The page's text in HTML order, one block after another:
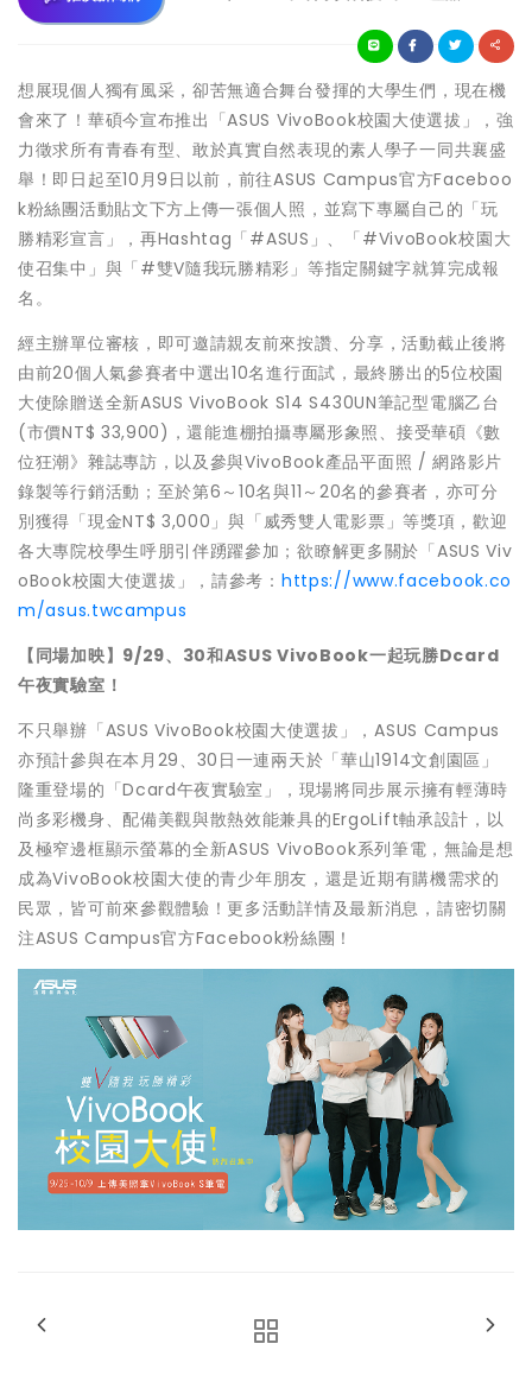
想展現個人獨有風采，卻苦無適合舞台發揮的大學生們，現在機
會來了！華碩今宣布推出「ASUS VivoBook校園大使選拔」，強
力徵求所有青春有型、敢於真實自然表現的素人學子一同共襄盛
舉！即日起至10月9日以前，前往ASUS Campus官方Faceboo
k粉絲團活動貼文下方上傳一張個人照，並寫下專屬自己的「玩
勝精彩宣言」，再Hashtag「#ASUS」、「#VivoBook校園大
使召集中」與「#雙V隨我玩勝精彩」等指定關鍵字就算完成報
名。
經主辦單位審核，即可邀請親友前來按讚、分享，活動截止後將
由前20個人氣參賽者中選出10名進行面試，最終勝出的5位校園
大使除贈送全新ASUS VivoBook S14 S430UN筆記型電腦乙台
(市價NT$ 33,900)，還能進棚拍攝專屬形象照、接受華碩《數
位狂潮》雜誌專訪，以及參與VivoBook產品平面照 / 網路影片
錄製等行銷活動；至於第6～10名與11～20名的參賽者，亦可分
別獲得「現金NT$ 3,000」與「威秀雙人電影票」等獎項，歡迎
各大專院校學生呼朋引伴踴躍參加；欲瞭解更多關於「ASUS Viv
oBook校園大使選拔」，請參考： https://www.facebook.co
m/asus.twcampus
【同場加映】9/29、30和ASUS VivoBook一起玩勝Dcard
午夜實驗室！
不只舉辦「ASUS VivoBook校園大使選拔」，ASUS Campus
亦預計參與在本月29、30日一連兩天於「華山1914文創園區」
隆重登場的「Dcard午夜實驗室」，現場將同步展示擁有輕薄時
尚多彩機身、配備美觀與散熱效能兼具的ErgoLift軸承設計，以
及極窄邊框顯示螢幕的全新ASUS VivoBook系列筆電，無論是想
成為VivoBook校園大使的青少年朋友，還是近期有購機需求的
民眾，皆可前來參觀體驗！更多活動詳情及最新消息，請密切關
注ASUS Campus官方Facebook粉絲團！